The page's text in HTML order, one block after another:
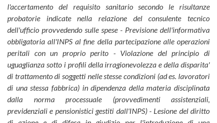
l'accertamento del requisito sanitario secondo le risultanze
probatorie indicate nella relazione del consulente tecnico
dell'ufficio provvedendo sulle spese - Previsione dell'informativa
obbligatoria all'INPS al fine della partecipazione alle operazioni
peritali con un proprio perito - Violazione del principio di
uguaglianza sotto i profili della irragionevolezza e della disparita'
di trattamento di soggetti nelle stesse condizioni (ad es. lavoratori
di una stessa fabbrica) in dipendenza della materia disciplinata
dalla norma processuale (provvedimenti assistenziali,
previdenziali e pensionistici gestiti dall'INPS) - Lesione del diritto